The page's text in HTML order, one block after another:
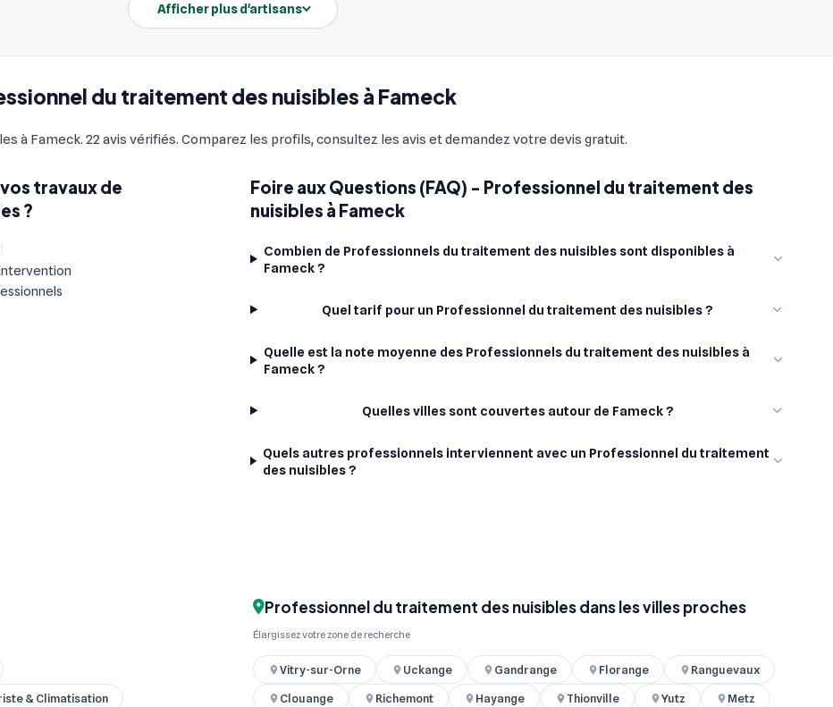
du traitement des nuisibles à Fameck
à Fameck. 22 avis vérifiés. Comparez les profils, consultez les avis et demandez votre devis gratuit.
travaux de
?
Foire aux Questions (FAQ) - Professionnel du traitement des
nuisibles à Fameck
Combien de Professionnels du traitement des nuisibles sont disponibles à
Fameck ?
Quel tarif pour un Professionnel du traitement des nuisibles ?
Quelle est la note moyenne des Professionnels du traitement des nuisibles à
Fameck ?
Quelles villes sont couvertes autour de Fameck ?
Quels autres professionnels interviennent avec un Professionnel du traitement
des nuisibles ?
& Climatisation
Professionnel du traitement des nuisibles dans les villes proches
Élargissez votre zone de recherche
Vitry-sur-Orne Uckange Gandrange Florange
Ranguevaux
Clouange
Richemont Hayange Thionville Yutz
Metz
Afficher plus d'artisans